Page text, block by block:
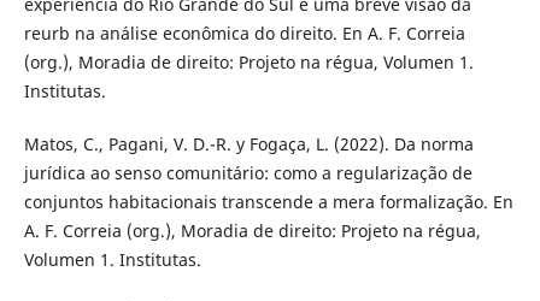
reurb na análise econômica do direito. En A. F. Correia
(org.), Moradia de direito: Projeto na régua, Volumen 1.
Institutas.
Matos, C., Pagani, V. D.-R. y Fogaça, L. (2022). Da norma
jurídica ao senso comunitário: como a regularização de
conjuntos habitacionais transcende a mera formalização. En
A. F. Correia (org.), Moradia de direito: Projeto na régua,
Volumen 1. Institutas.